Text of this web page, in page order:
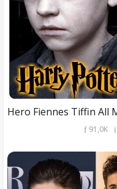
Hero Fiennes Tiffin All
91,0K